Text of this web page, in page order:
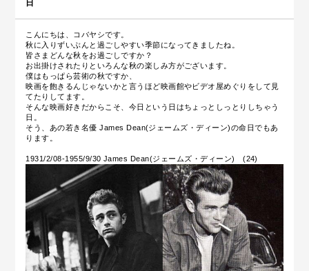
日
こんにちは、コバヤシです。
秋に入りずいぶんと過ごしやすい季節になってきましたね。
皆さまどんな秋をお過ごしですか？
お出掛けされたりといろんな秋の楽しみ方がございます。
僕はもっぱら芸術の秋ですか、
映画を飽きるんじゃないかと言うほど映画館やビデオ屋めぐりをして見
てたりしてます。
そんな映画好きだからこそ、今日という日はちょっとしっとりしちゃう
日。
そう、あの若き名優 James Dean(ジェームズ・ディーン)の命日でもあ
ります。
1931/2/08-1955/9/30 James Dean(ジェームズ・ディーン) (24)